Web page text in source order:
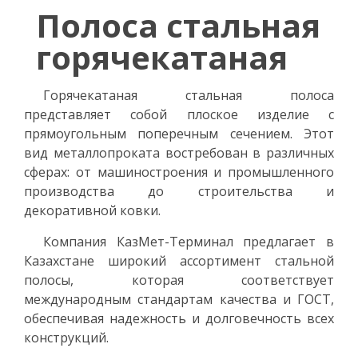
Полоса стальная
горячекатаная
Горячекатаная стальная полоса
представляет собой плоское изделие с
прямоугольным поперечным сечением. Этот
вид металлопроката востребован в различных
сферах: от машиностроения и промышленного
производства до строительства и
декоративной ковки.
Компания КазМет-Терминал предлагает в
Казахстане широкий ассортимент стальной
полосы, которая соответствует
международным стандартам качества и ГОСТ,
обеспечивая надежность и долговечность всех
конструкций.